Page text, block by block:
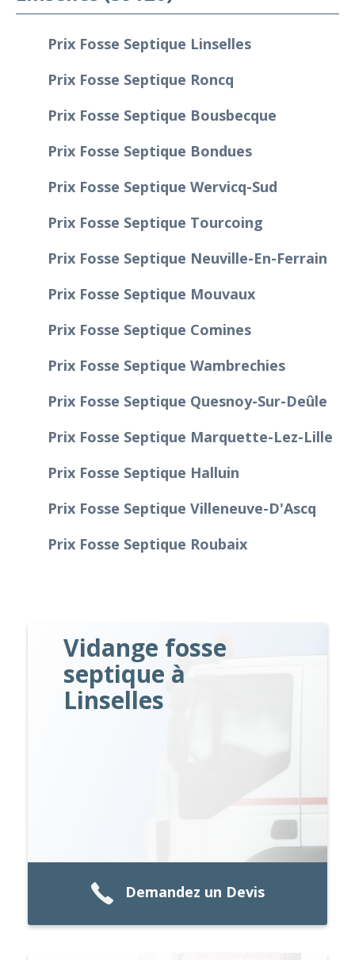
Prix Fosse Septique Linselles
Prix Fosse Septique Roncq
Prix Fosse Septique Bousbecque
Prix Fosse Septique Bondues
Prix Fosse Septique Wervicq-Sud
Prix Fosse Septique Tourcoing
Prix Fosse Septique Neuville-En-Ferrain
Prix Fosse Septique Mouvaux
Prix Fosse Septique Comines
Prix Fosse Septique Wambrechies
Prix Fosse Septique Quesnoy-Sur-Deûle
Prix Fosse Septique Marquette-Lez-Lille
Prix Fosse Septique Halluin
Prix Fosse Septique Villeneuve-D'Ascq
Prix Fosse Septique Roubaix
Vidange fosse
septique à
Linselles
Demandez un Devis